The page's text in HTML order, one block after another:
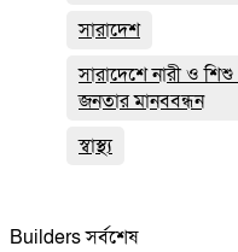
সারাদেশ
সারাদেশে নারী ও শিশু
জনতার মানববন্ধন
স্বাস্থ্য
Builders সর্বশেষ